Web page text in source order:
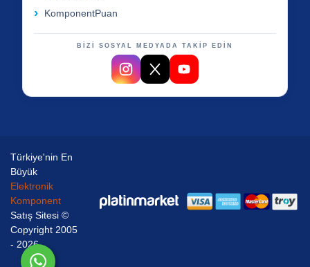
KomponentPuan
BİZİ SOSYAL MEDYADA TAKİP EDİN
Türkiye'nin En
Büyük
Elektronik
Komponent
Satış Sitesi ©
Copyright 2005
- 2026